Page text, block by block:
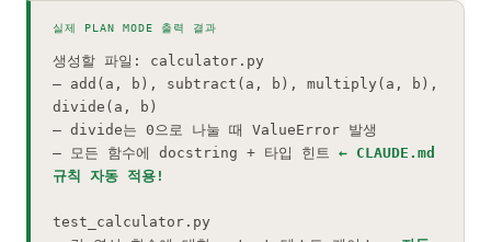
실제 PLAN MODE 출력 결과
생성할 파일: calculator.py
— add(a, b), subtract(a, b), multiply(a, b),
divide(a, b)
— divide는 0으로 나눌 때 ValueError 발생
— 모든 함수에 docstring + 타입 힌트 ← CLAUDE.md
규칙 자동 적용!
test_calculator.py